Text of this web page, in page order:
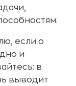
если о
и
в
выводит